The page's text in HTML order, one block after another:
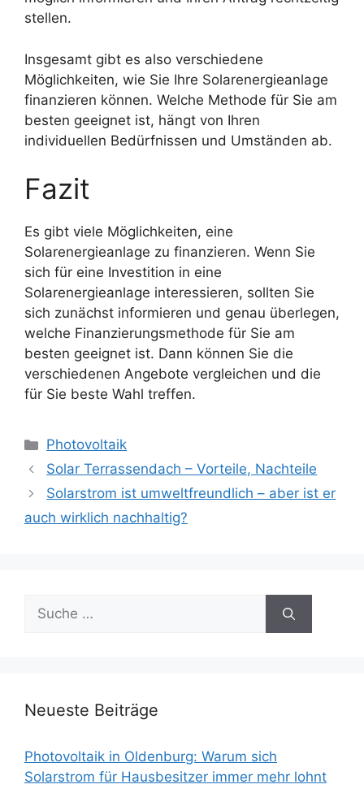
stellen.
Insgesamt gibt es also verschiedene
Möglichkeiten, wie Sie Ihre Solarenergieanlage
finanzieren können. Welche Methode für Sie am
besten geeignet ist, hängt von Ihren
individuellen Bedürfnissen und Umständen ab.
Fazit
Es gibt viele Möglichkeiten, eine
Solarenergieanlage zu finanzieren. Wenn Sie
sich für eine Investition in eine
Solarenergieanlage interessieren, sollten Sie
sich zunächst informieren und genau überlegen,
welche Finanzierungsmethode für Sie am
besten geeignet ist. Dann können Sie die
verschiedenen Angebote vergleichen und die
für Sie beste Wahl treffen.
Kategorien
Photovoltaik
Beitrags-
Navigation
Solar Terrassendach – Vorteile, Nachteile
Solarstrom ist umweltfreundlich – aber ist er
auch wirklich nachhaltig?
Suche
nach:
Neueste Beiträge
Photovoltaik in Oldenburg: Warum sich
Solarstrom für Hausbesitzer immer mehr lohnt